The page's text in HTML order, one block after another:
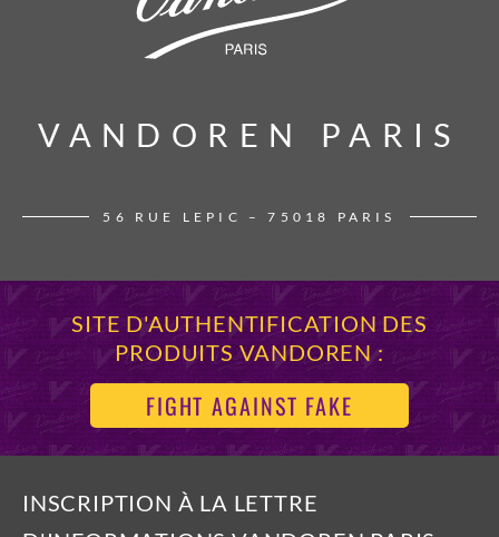
VANDOREN PARIS
VANDOREN PARIS
56 RUE LEPIC – 75018 PARIS
SITE D'AUTHENTIFICATION DES
PRODUITS VANDOREN :
FIGHT AGAINST FAKE
INSCRIPTION À LA LETTRE